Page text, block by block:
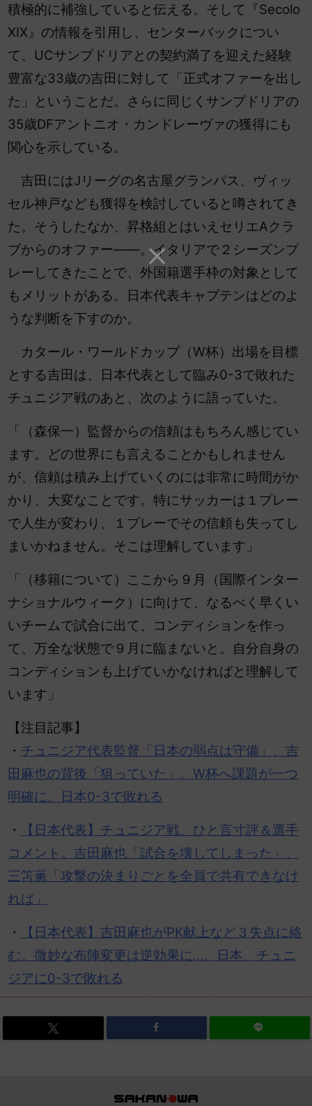
積極的に補強していると伝える。そして『Secolo
XIX』の情報を引用し、センターバックについ
て、UCサンプドリアとの契約満了を迎えた経験
豊富な33歳の吉田に対して「正式オファーを出し
た」ということだ。さらに同じくサンプドリアの
35歳DFアントニオ・カンドレーヴァの獲得にも
関心を示している。
吉田にはJリーグの名古屋グランパス、ヴィッ
セル神戸なども獲得を検討していると噂されてき
た。そうしたなか、昇格組とはいえセリエAクラ
ブからのオファー――。イタリアで２シーズンプ
レーしてきたことで、外国籍選手枠の対象として
もメリットがある。日本代表キャプテンはどのよ
うな判断を下すのか。
カタール・ワールドカップ（W杯）出場を目標
とする吉田は、日本代表として臨み0-3で敗れた
チュニジア戦のあと、次のように語っていた。
「（森保一）監督からの信頼はもちろん感じてい
ます。どの世界にも言えることかもしれません
が、信頼は積み上げていくのには非常に時間がか
かり、大変なことです。特にサッカーは１プレー
で人生が変わり、１プレーでその信頼も失ってし
まいかねません。そこは理解しています」
「（移籍について） ここから９月（国際インター
ナショナルウィーク）に向けて、なるべく早くい
いチームで試合に出て、コンディションを作っ
て、万全な状態で９月に臨まないと。自分自身の
コンディションも上げていかなければと理解して
います」
【注目記事】
・ チュニジア代表監督「日本の弱点は守備」、吉
田麻也の背後「狙っていた」。W杯へ課題が一つ
明確に。日本0-3で敗れる
・
【日本代表】チュニジア戦、ひと言寸評＆選手
コメント。吉田麻也「試合を壊してしまった」、
三笘薫「攻撃の決まりごとを全員で共有できなけ
れば」
・
【日本代表】吉田麻也がPK献上など３失点に絡
む。微妙な布陣変更は逆効果に…。日本、チュニ
ジアに0-3で敗れる